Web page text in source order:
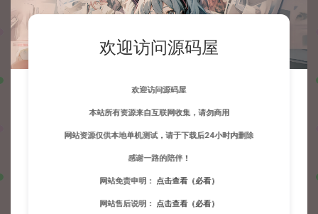
欢迎访问源码屋
欢迎访问源码屋
本站所有资源来自互联网收集，请勿商用
网站资源仅供本地单机测试，请于下载后24小时内删除
感谢一路的陪伴！
网站免责申明： 点击查看（必看）
网站售后说明： 点击查看（必看）